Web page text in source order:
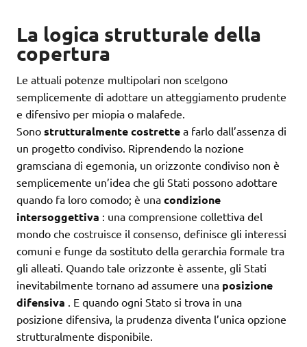
La logica strutturale della
copertura
Le attuali potenze multipolari non scelgono
semplicemente di adottare un atteggiamento prudente
e difensivo per miopia o malafede.
Sono strutturalmente costrette a farlo dall’assenza di
un progetto condiviso. Riprendendo la nozione
gramsciana di egemonia, un orizzonte condiviso non è
semplicemente un’idea che gli Stati possono adottare
quando fa loro comodo; è una condizione
intersoggettiva : una comprensione collettiva del
mondo che costruisce il consenso, definisce gli interessi
comuni e funge da sostituto della gerarchia formale tra
gli alleati. Quando tale orizzonte è assente, gli Stati
inevitabilmente tornano ad assumere una posizione
difensiva . E quando ogni Stato si trova in una
posizione difensiva, la prudenza diventa l’unica opzione
strutturalmente disponibile.